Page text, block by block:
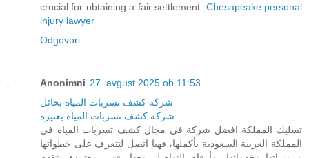
crucial for obtaining a fair settlement. Chesapeake personal
injury lawyer
Odgovori
Anonimni 27. avgust 2025 ob 11:53
شركة كشف تسربات المياه بحائل
شركة كشف تسربات المياه بعنيزة
تسليك المملكة افضل شركة في مجال كشف تسربات المياه في
المملكة العربية السعودية بأكملها، فهيا اتصل لتتعرف على خطواتها